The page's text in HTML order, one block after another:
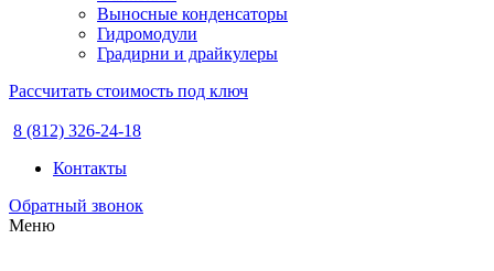
Выносные конденсаторы
Гидромодули
Градирни и драйкулеры
Рассчитать стоимость под ключ
8 (812) 326-24-18
Контакты
Обратный звонок
Меню